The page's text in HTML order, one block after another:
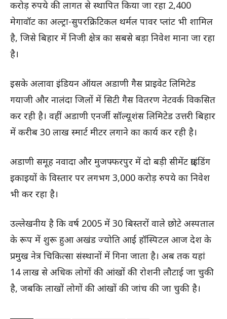
करोड़ रुपये की लागत से स्थापित किया जा रहा 2,400
मेगावॉट का अल्ट्रा-सुपरक्रिटिकल थर्मल पावर प्लांट भी शामिल
है, जिसे बिहार में निजी क्षेत्र का सबसे बड़ा निवेश माना जा रहा
है।
इसके अलावा इंडियन ऑयल अडाणी गैस प्राइवेट लिमिटेड
गयाजी और नालंदा जिलों में सिटी गैस वितरण नेटवर्क विकसित
कर रही है। वहीं अडाणी एनर्जी सॉल्यूशंस लिमिटेड उत्तरी बिहार
में करीब 30 लाख स्मार्ट मीटर लगाने का कार्य कर रही है।
अडाणी समूह नवादा और मुजफ्फरपुर में दो बड़ी सीमेंट ग्राइंडिंग
इकाइयों के विस्तार पर लगभग 3,000 करोड़ रुपये का निवेश
भी कर रहा है।
उल्लेखनीय है कि वर्ष 2005 में 30 बिस्तरों वाले छोटे अस्पताल
के रूप में शुरू हुआ अखंड ज्योति आई हॉस्पिटल आज देश के
प्रमुख नेत्र चिकित्सा संस्थानों में गिना जाता है। अब तक यहां
14 लाख से अधिक लोगों की आंखों की रोशनी लौटाई जा चुकी
है, जबकि लाखों लोगों की आंखों की जांच की जा चुकी है।